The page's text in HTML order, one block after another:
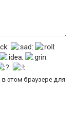
этом браузере для